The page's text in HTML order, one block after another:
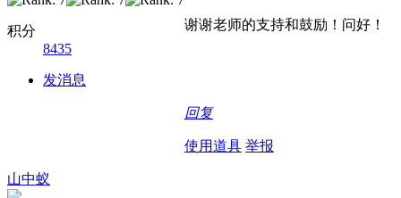
积分
8435
发消息
谢谢老师的支持和鼓励！问好！
回复
使用道具 举报
山中蚁